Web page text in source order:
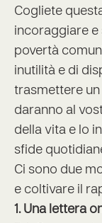
Cogliete
incoraggiare e
povertà
inutilità e di
trasmettere
daranno al
della vita e lo
sfide
Ci sono due
e coltivare il
1. Una lettera